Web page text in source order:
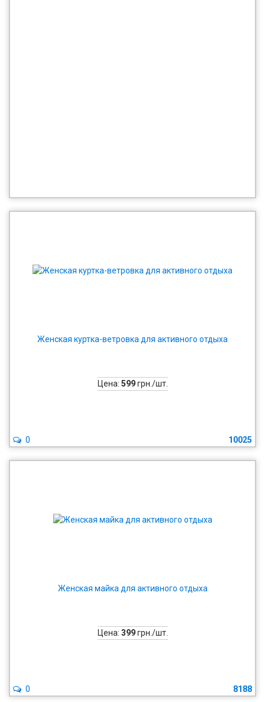
Женская куртка-ветровка для активного отдыха
Цена: 599грн./шт.
10025
0
Женская майка для активного отдыха
Цена: 399грн./шт.
8188
0